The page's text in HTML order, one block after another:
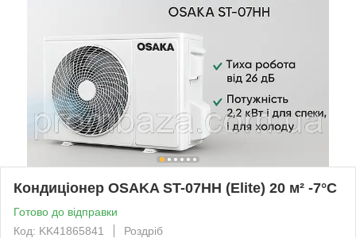
Кондиціонер OSAKA ST-07HH (Elite) 20 м² -7°С
Готово до відправки
Код: KK41865841
Роздріб